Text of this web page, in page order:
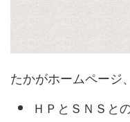
たかがホームページ
ＨＰとＳＮＳと